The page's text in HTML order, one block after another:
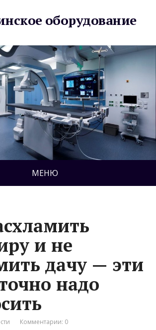
оборудование
МЕНЮ
и не
дачу — эти
надо
Комментарии: 0